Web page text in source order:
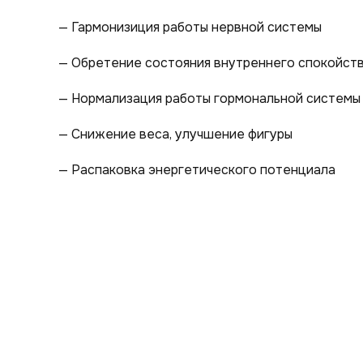
— Обретение состояния внутреннего
— Нормализация работы гормональной системы
— Гармонизиция работы нервной системы
— Снижение веса, улучшение фигуры
— Распаковка энергетического потенциала